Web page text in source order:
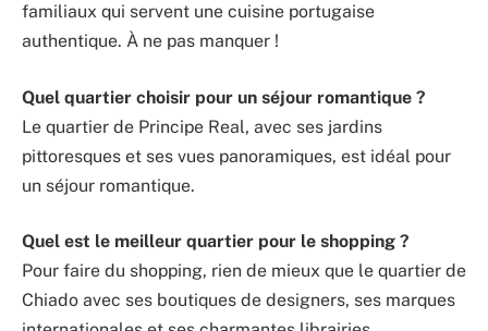
familiaux qui servent une cuisine portugaise
authentique. À ne pas manquer !
Quel quartier choisir pour un séjour romantique ?
Le quartier de Principe Real, avec ses jardins
pittoresques et ses vues panoramiques, est idéal pour
un séjour romantique.
Quel est le meilleur quartier pour le shopping ?
Pour faire du shopping, rien de mieux que le quartier de
Chiado avec ses boutiques de designers, ses marques